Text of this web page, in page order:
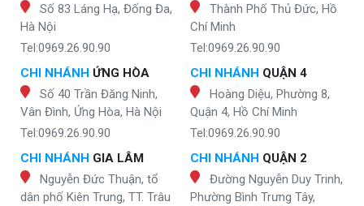
Số 83 Láng Hạ, Đống Đa,
Hà Nội
Tel:0969.26.90.90
CHI NHÁNH ỨNG HÒA
Số 40 Trần Đăng Ninh,
Vân Đình, Ứng Hòa, Hà Nội
Tel:0969.26.90.90
CHI NHÁNH GIA LÂM
Nguyễn Đức Thuận, tổ
dân phố Kiên Trung, TT. Trâu
Thành Phố Thủ Đức, Hồ
Chí Minh
Tel:0969.26.90.90
CHI NHÁNH QUẬN 4
Hoàng Diệu, Phường 8,
Quận 4, Hồ Chí Minh
Tel:0969.26.90.90
CHI NHÁNH QUẬN 2
Đường Nguyễn Duy Trinh,
Phường Bình Trưng Tây,